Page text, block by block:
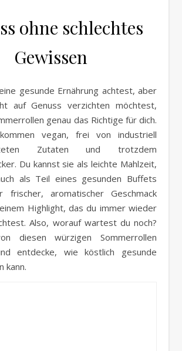
ohne schlechtes
Gewissen
gesunde Ernährung achtest, aber
auf Genuss verzichten möchtest,
genau das Richtige für dich.
vegan, frei von industriell
Zutaten und trotzdem
Du kannst sie als leichte Mahlzeit,
als Teil eines gesunden Buffets
frischer, aromatischer Geschmack
Highlight, das du immer wieder
Also, worauf wartest du noch?
diesen würzigen Sommerrollen
entdecke, wie köstlich gesunde
kann.